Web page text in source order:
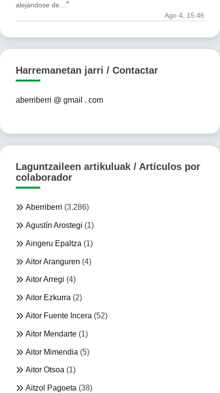
alejándose de…”
Ago 4, 15:46
Harremanetan jarri / Contactar
aberriberri @ gmail . com
Laguntzaileen artikuluak / Artículos por
colaborador
Aberriberri (3.286)
Agustín Arostegi (1)
Aingeru Epaltza (1)
Aitor Aranguren (4)
Aitor Arregi (4)
Aitor Ezkurra (2)
Aitor Fuente Incera (52)
Aitor Mendarte (1)
Aitor Mimendia (5)
Aitor Otsoa (1)
Aitzol Pagoeta (38)